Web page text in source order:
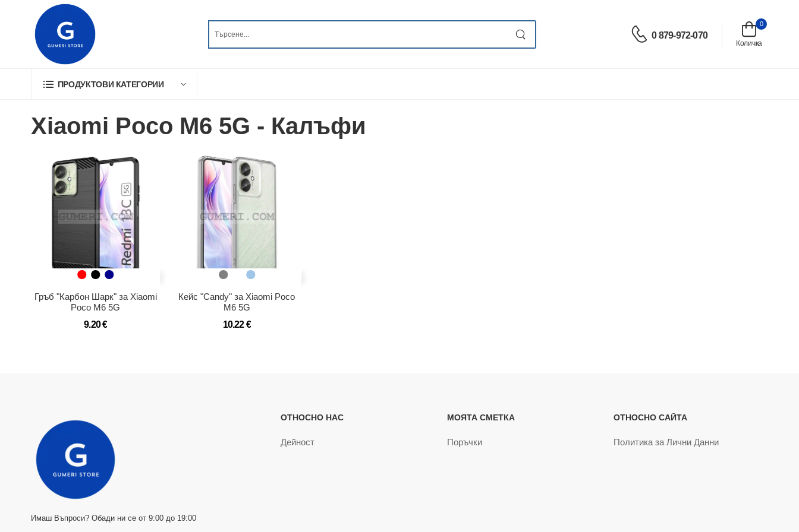
0 879-972-070
0
Количка
ПРОДУКТОВИ КАТЕГОРИИ
Xiaomi Poco M6 5G - Калъфи
Гръб "Карбон Шарк" за Xiaomi
Poco M6 5G
9.20 €
Кейс "Candy" за Xiaomi Poco
M6 5G
10.22 €
Имаш Въпроси? Обади ни се от 9:00 до 19:00
ОТНОСНО НАС
Дейност
МОЯТА СМЕТКА
Поръчки
ОТНОСНО САЙТА
Политика за Лични Данни